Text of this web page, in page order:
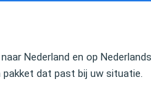
Nederland en op
dat past bij uw situatie.